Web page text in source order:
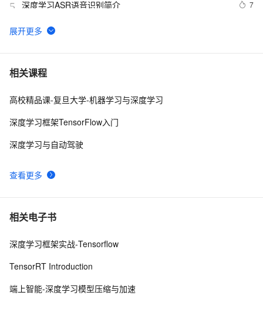
5 深度学习ASR语音识别简介 7
6
Kafka +深度学习+ MQTT搭建可扩展的物联网平台【附
7
8 深入理解深度学习中的卷积神经网络（CNN）：从原理到
习模型
相关课程
查看更多
高校精品课-复旦大学-机器学习与深度学习
深度学习框架TensorFlow入门
深度学习与自动驾驶
相关电子书
深度学习框架实战-Tensorflow
TensorRT Introduction
端上智能-深度学习模型压缩与加速